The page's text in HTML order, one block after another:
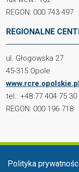
REGON: 000 743 497
REGIONALNE
ul. Głogowska 27
45-315 Opole
www.rcre.opolskie.pl
tel.: +48 77 404 75 30
REGON: 000 196 718
Menu stopka
Polityka